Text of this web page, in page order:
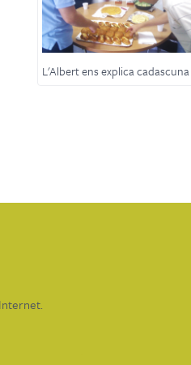
L'Albert ens explica